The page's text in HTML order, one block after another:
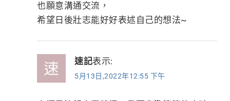
也願意溝通交流，
希望日後壯志能好好表述自己的想法~
速記表示:
5月13日,2022年12:55 下午